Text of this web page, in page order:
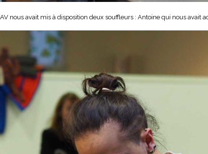
nous avait mis à disposition deux souffleurs : Antoine qui nous avait